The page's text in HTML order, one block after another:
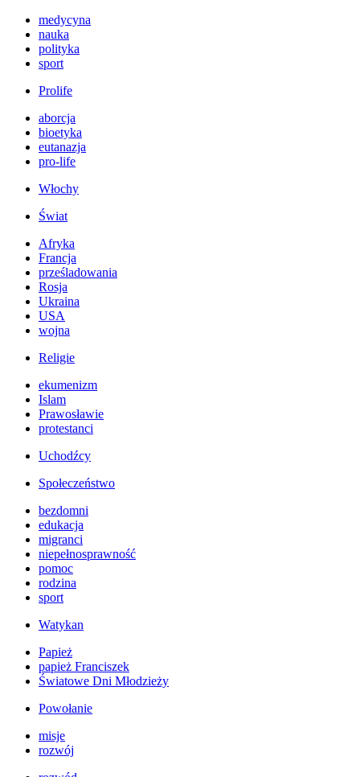
medycyna
nauka
polityka
sport
Prolife
aborcja
bioetyka
eutanazja
pro-life
Włochy
Świat
Afryka
Francja
prześladowania
Rosja
Ukraina
USA
wojna
Religie
ekumenizm
Islam
Prawosławie
protestanci
Uchodźcy
Społeczeństwo
bezdomni
edukacja
migranci
niepełnosprawność
pomoc
rodzina
sport
Watykan
Papież
papież Franciszek
Światowe Dni Młodzieży
Powołanie
misje
rozwój